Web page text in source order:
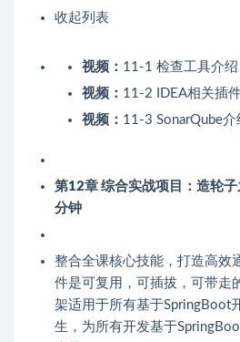
收起列表
视频： 11-1 检查工具介
视频： 11-2 IDEA相关插
视频： 11-3 SonarQube
第12章 综合实战项目：造轮
分钟
整合全课核心技能，打造高效
件是可复用，可插拔，可带走
架适用于所有基于SpringBoot
生，为所有开发基于